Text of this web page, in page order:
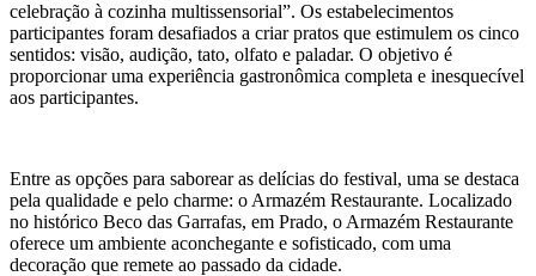
celebração à cozinha multissensorial”. Os estabelecimentos
participantes foram desafiados a criar pratos que estimulem os cinco
sentidos: visão, audição, tato, olfato e paladar. O objetivo é
proporcionar uma experiência gastronômica completa e inesquecível
aos participantes.
Entre as opções para saborear as delícias do festival, uma se destaca
pela qualidade e pelo charme: o Armazém Restaurante. Localizado
no histórico Beco das Garrafas, em Prado, o Armazém Restaurante
oferece um ambiente aconchegante e sofisticado, com uma
decoração que remete ao passado da cidade.